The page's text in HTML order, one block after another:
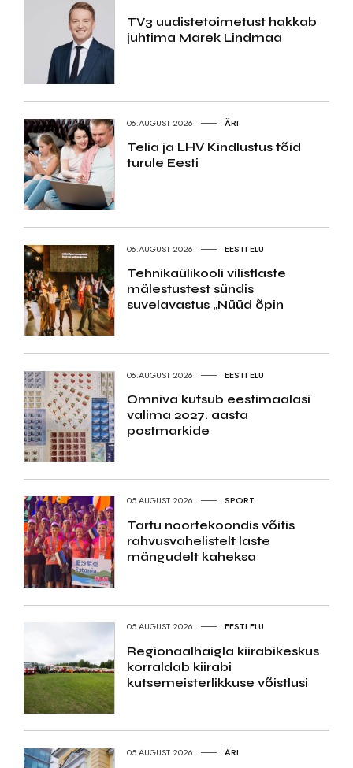
TV3 uudistetoimetust hakkab
juhtima Marek Lindmaa
06.AUGUST 2026 ÄRI
Telia ja LHV Kindlustus tõid
turule Eesti
06.AUGUST 2026 EESTI ELU
Tehnikaülikooli vilistlaste
mälestustest sündis
suvelavastus „Nüüd õpin
06.AUGUST 2026 EESTI ELU
Omniva kutsub eestimaalasi
valima 2027. aasta
postmarkide
05.AUGUST 2026 SPORT
Tartu noortekoondis võitis
rahvusvahelistelt laste
mängudelt kaheksa
05.AUGUST 2026 EESTI ELU
Regionaalhaigla kiirabikeskus
korraldab kiirabi
kutsemeisterlikkuse võistlusi
05.AUGUST 2026 ÄRI